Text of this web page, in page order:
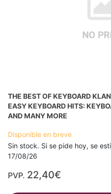
THE BEST OF KEYBOARD
EASY KEYBOARD HITS:
AND MANY MORE
Disponible en breve
Sin stock. Si se pide hoy, se
17/08/26
PVP. 22,40€